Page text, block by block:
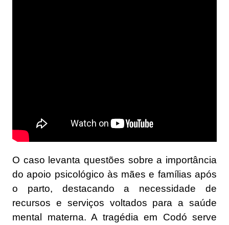
O caso levanta questões sobre a importância
do apoio psicológico às mães e famílias após
o parto, destacando a necessidade de
recursos e serviços voltados para a saúde
mental materna. A tragédia em Codó serve